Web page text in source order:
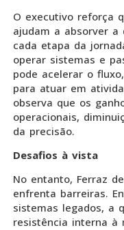
O executivo reforça
ajudam a absorver a
cada etapa da
operar sistemas e
pode acelerar o
para atuar em
observa que os
operacionais,
da precisão.
Desafios à vista
No entanto, Ferraz
enfrenta barreiras.
sistemas legados, a
resistência interna à